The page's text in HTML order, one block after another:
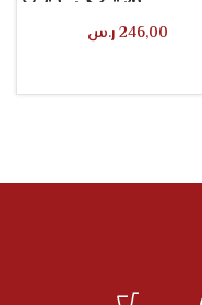
بياقة طويلة
وحزام
246,00ر.س